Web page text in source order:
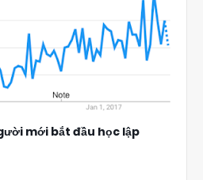
mới bắt đầu học lập